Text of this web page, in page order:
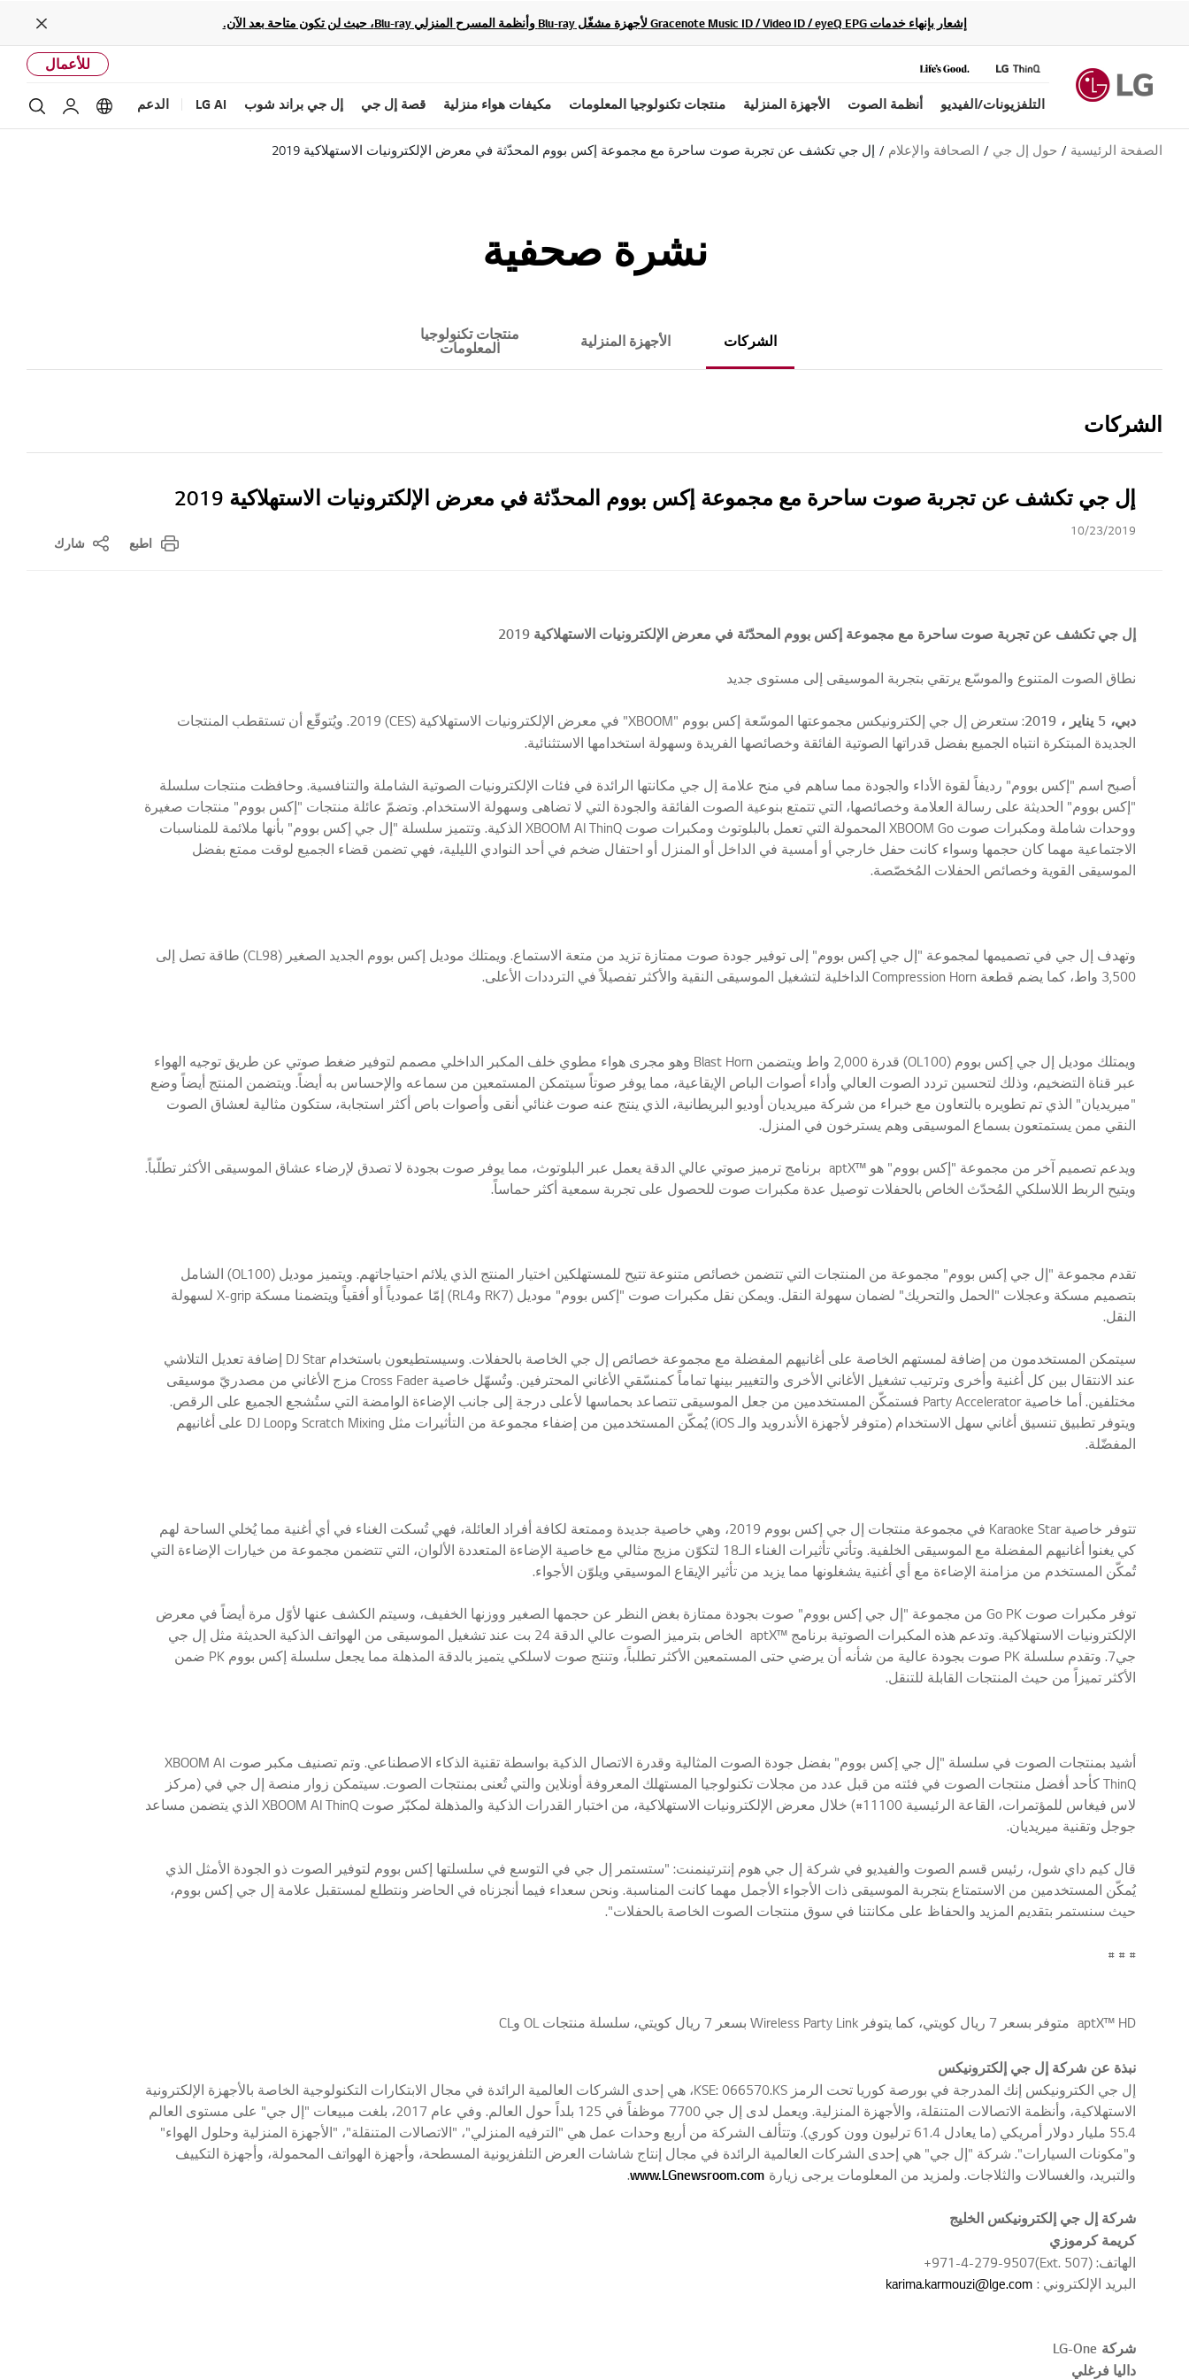
إشعار بإنهاء خدمات Gracenote Music ID / Video ID / eyeQ EPG لأجهزة مشغّل Blu-ray وأنظمة المسرح المنزلي Blu-ray، حيث لن تكون متاحة بعد الآن.
Close
للأعمال
التلفزيونات/الفيديو أنظمة الصوت الأجهزة المنزلية منتجات تكنولوجيا المعلومات مكيفات هواء منزلية قصة إل جي إل جي براند شوب LG AI الدعم optionsحساب
الصفحة الرئيسية حول إل جي الصحافة والإعلام إل جي تكشف عن تجربة صوت ساحرة مع مجموعة إكس بووم المحدّثة في معرض الإلكترونيات الاستهلاكية 2019
نشرة صحفية
الشركات الأجهزة المنزلية منتجات تكنولوجيا
المعلومات
الشركات
اطبع شارك
إل جي تكشف عن تجربة صوت ساحرة مع مجموعة إكس بووم المحدّثة في معرض الإلكترونيات الاستهلاكية 2019
10/23/2019
إل جي تكشف عن تجربة صوت ساحرة مع مجموعة إكس بووم المحدّثة في معرض الإلكترونيات الاستهلاكية 2019
نطاق الصوت المتنوع والموسّع يرتقي بتجربة الموسيقى إلى مستوى جديد
دبي، 5 يناير ، 2019
: ستعرض إل جي إلكترونيكس مجموعتها الموسّعة إكس بووم "XBOOM" في معرض الإلكترونيات الاستهلاكية (CES) 2019. ويُتوقّع أن تستقطب المنتجات
الجديدة المبتكرة انتباه الجميع بفضل قدراتها الصوتية الفائقة وخصائصها الفريدة وسهولة استخدامها الاستثنائية.
أصبح اسم "إكس بووم" رديفاً لقوة الأداء والجودة مما ساهم في منح علامة إل جي مكانتها الرائدة في فئات الإلكترونيات الصوتية الشاملة والتنافسية. وحافظت منتجات سلسلة
"إكس بووم" الحديثة على رسالة العلامة وخصائصها، التي تتمتع بنوعية الصوت الفائقة والجودة التي لا تضاهى وسهولة الاستخدام. وتضمّ عائلة منتجات "إكس بووم" منتجات صغيرة
ووحدات شاملة ومكبرات صوت XBOOM Go المحمولة التي تعمل بالبلوتوث ومكبرات صوت XBOOM AI ThinQ الذكية. وتتميز سلسلة "إل جي إكس بووم" بأنها ملائمة للمناسبات
الاجتماعية مهما كان حجمها وسواء كانت حفل خارجي أو أمسية في الداخل أو المنزل أو احتفال ضخم في أحد النوادي الليلية، فهي تضمن قضاء الجميع لوقت ممتع بفضل
الموسيقى القوية وخصائص الحفلات المُخصّصة.
وتهدف إل جي في تصميمها لمجموعة "إل جي إكس بووم" إلى توفير جودة صوت ممتازة تزيد من متعة الاستماع. ويمتلك موديل إكس بووم الجديد الصغير (CL98) طاقة تصل إلى
3,500 واط، كما يضم قطعة Compression Horn الداخلية لتشغيل الموسيقى النقية والأكثر تفصيلاً في الترددات الأعلى.
ويمتلك موديل إل جي إكس بووم (OL100) قدرة 2,000 واط ويتضمن Blast Horn وهو مجرى هواء مطوي خلف المكبر الداخلي مصمم لتوفير ضغط صوتي عن طريق توجيه الهواء
عبر قناة التضخيم، وذلك لتحسين تردد الصوت العالي وأداء أصوات الباص الإيقاعية، مما يوفر صوتاً سيتمكن المستمعين من سماعه والإحساس به أيضاً. ويتضمن المنتج أيضاً وضع
"ميريديان" الذي تم تطويره بالتعاون مع خبراء من شركة ميريديان أوديو البريطانية، الذي ينتج عنه صوت غنائي أنقى وأصوات باص أكثر استجابة، ستكون مثالية لعشاق الصوت
النقي ممن يستمتعون بسماع الموسيقى وهم يسترخون في المنزل.
ويدعم تصميم آخر من مجموعة "إكس بووم" هو ™aptX برنامج ترميز صوتي عالي الدقة يعمل عبر البلوتوث، مما يوفر صوت بجودة لا تصدق لإرضاء عشاق الموسيقى الأكثر تطلّباً.
ويتيح الربط اللاسلكي المُحدّث الخاص بالحفلات توصيل عدة مكبرات صوت للحصول على تجربة سمعية أكثر حماساً.
تقدم مجموعة "إل جي إكس بووم" مجموعة من المنتجات التي تتضمن خصائص متنوعة تتيح للمستهلكين اختيار المنتج الذي يلائم احتياجاتهم. ويتميز موديل (OL100) الشامل
بتصميم مسكة وعجلات "الحمل والتحريك" لضمان سهولة النقل. ويمكن نقل مكبرات صوت "إكس بووم" موديل (RK7 وRL4) إمّا عمودياً أو أفقياً ويتضمنا مسكة X-grip لسهولة
النقل.
سيتمكن المستخدمون من إضافة لمستهم الخاصة على أغانيهم المفضلة مع مجموعة خصائص إل جي الخاصة بالحفلات. وسيستطيعون باستخدام DJ Star إضافة تعديل التلاشي
عند الانتقال بين كل أغنية وأخرى وترتيب تشغيل الأغاني الأخرى والتغيير بينها تماماً كمنسّقي الأغاني المحترفين. وتُسهّل خاصية Cross Fader مزج الأغاني من مصدريّ موسيقى
مختلفين. أما خاصية Party Accelerator فستمكّن المستخدمين من جعل الموسيقى تتصاعد بحماسها لأعلى درجة إلى جانب الإضاءة الوامضة التي ستُشجع الجميع على الرقص.
ويتوفر تطبيق تنسيق أغاني سهل الاستخدام (متوفر لأجهزة الأندرويد والـ iOS) يُمكّن المستخدمين من إضفاء مجموعة من التأثيرات مثل Scratch Mixing وDJ Loop على أغانيهم
المفضّلة.
تتوفر خاصية Karaoke Star في مجموعة منتجات إل جي إكس بووم 2019، وهي خاصية جديدة وممتعة لكافة أفراد العائلة، فهي تُسكت الغناء في أي أغنية مما يُخلي الساحة لهم
كي يغنوا أغانيهم المفضلة مع الموسيقى الخلفية. وتأتي تأثيرات الغناء الـ18 لتكوّن مزيج مثالي مع خاصية الإضاءة المتعددة الألوان، التي تتضمن مجموعة من خيارات الإضاءة التي
تُمكّن المستخدم من مزامنة الإضاءة مع أي أغنية يشغلونها مما يزيد من تأثير الإيقاع الموسيقي ويلوّن الأجواء.
توفر مكبرات صوت Go PK من مجموعة "إل جي إكس بووم" صوت بجودة ممتازة بغض النظر عن حجمها الصغير ووزنها الخفيف، وسيتم الكشف عنها لأوّل مرة أيضاً في معرض
الإلكترونيات الاستهلاكية. وتدعم هذه المكبرات الصوتية برنامج ™aptX الخاص بترميز الصوت عالي الدقة 24 بت عند تشغيل الموسيقى من الهواتف الذكية الحديثة مثل إل جي
جي7. وتقدم سلسلة PK صوت بجودة عالية من شأنه أن يرضي حتى المستمعين الأكثر تطلباً، وتنتج صوت لاسلكي يتميز بالدقة المذهلة مما يجعل سلسلة إكس بووم PK ضمن
الأكثر تميزاً من حيث المنتجات القابلة للتنقل.
أشيد بمنتجات الصوت في سلسلة "إل جي إكس بووم" بفضل جودة الصوت المثالية وقدرة الاتصال الذكية بواسطة تقنية الذكاء الاصطناعي. وتم تصنيف مكبر صوت XBOOM AI
ThinQ كأحد أفضل منتجات الصوت في فئته من قبل عدد من مجلات تكنولوجيا المستهلك المعروفة أونلاين والتي تُعنى بمنتجات الصوت. سيتمكن زوار منصة إل جي في (مركز
لاس فيغاس للمؤتمرات، القاعة الرئيسية 11100#) خلال معرض الإلكترونيات الاستهلاكية، من اختبار القدرات الذكية والمذهلة لمكبّر صوت XBOOM AI ThinQ الذي يتضمن مساعد
جوجل وتقنية ميريديان.
قال كيم داي شول، رئيس قسم الصوت والفيديو في شركة إل جي هوم إنترتينمنت: "ستستمر إل جي في التوسع في سلسلتها إكس بووم لتوفير الصوت ذو الجودة الأمثل الذي
يُمكّن المستخدمين من الاستمتاع بتجربة الموسيقى ذات الأجواء الأجمل مهما كانت المناسبة. ونحن سعداء فيما أنجزناه في الحاضر ونتطلع لمستقبل علامة إل جي إكس بووم،
حيث سنستمر بتقديم المزيد والحفاظ على مكانتنا في سوق منتجات الصوت الخاصة بالحفلات".
# # #
aptX™ HD متوفر بسعر 7 ريال كويتي، كما يتوفر Wireless Party Link بسعر 7 ريال كويتي، سلسلة منتجات OL وCL
نبذة عن شركة إل جي إلكترونيكس
إل جي الكترونيكس إنك المدرجة في بورصة كوريا تحت الرمز KSE: 066570.KS، هي إحدى الشركات العالمية الرائدة في مجال الابتكارات التكنولوجية الخاصة بالأجهزة الإلكترونية
الاستهلاكية، وأنظمة الاتصالات المتنقلة، والأجهزة المنزلية. ويعمل لدى إل جي 7700 موظفاً في 125 بلداً حول العالم. وفي عام 2017، بلغت مبيعات "إل جي" على مستوى العالم
55.4 مليار دولار أمريكي (ما يعادل 61.4 ترليون وون كوري). وتتألف الشركة من أربع وحدات عمل هي "الترفيه المنزلي"، "الاتصالات المتنقلة"، "الأجهزة المنزلية وحلول الهواء"
و"مكونات السيارات". شركة "إل جي" هي إحدى الشركات العالمية الرائدة في مجال إنتاج شاشات العرض التلفزيونية المسطحة، وأجهزة الهواتف المحمولة، وأجهزة التكييف
والتبريد، والغسالات والثلاجات. ولمزيد من المعلومات يرجى زيارة www.LGnewsroom.com
.
شركة إل جي إلكترونيكس الخليج
كريمة كرموزي
الهاتف: (Ext. 507)971-4-279-9507+
البريد الإلكتروني : karima.karmouzi@lge.com
شركة LG-One
داليا فرغلي